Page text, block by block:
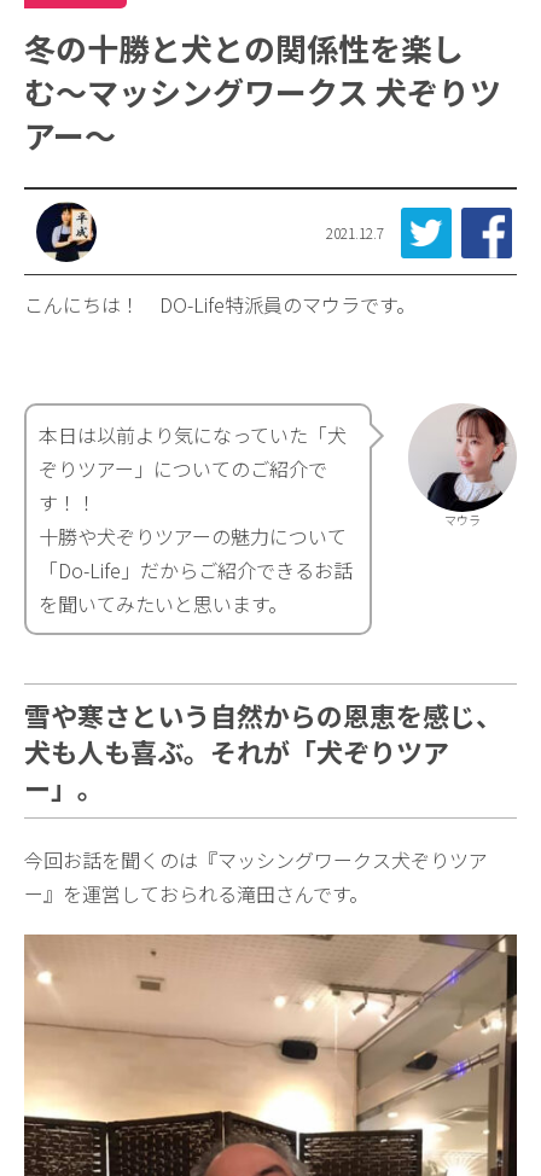
冬の十勝と犬との関係性を楽し
む〜マッシングワークス 犬ぞりツ
アー〜
2021.12.7
こんにちは！ DO-Life特派員のマウラです。
マウラ
本日は以前より気になっていた「犬
ぞりツアー」についてのご紹介で
す！！
十勝や犬ぞりツアーの魅力について
「Do-Life」だからご紹介できるお話
を聞いてみたいと思います。
雪や寒さという自然からの恩恵を感じ、
犬も人も喜ぶ。それが「犬ぞりツア
ー」。
今回お話を聞くのは『マッシングワークス犬ぞりツア
ー』を運営しておられる滝田さんです。